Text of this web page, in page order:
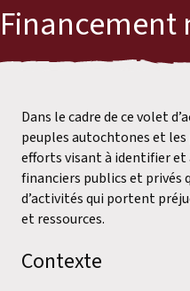
Dans le cadre de ce volet
peuples autochtones et les
efforts visant à identifier
financiers publics et
d’activités qui portent
et ressources.
Contexte